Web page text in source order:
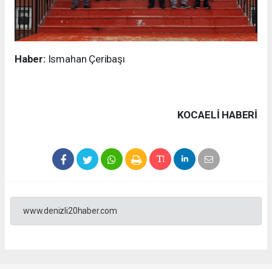
Haber: Ismahan Çeribaşı
KOCAELI HABERİ
www.denizli20haber.com